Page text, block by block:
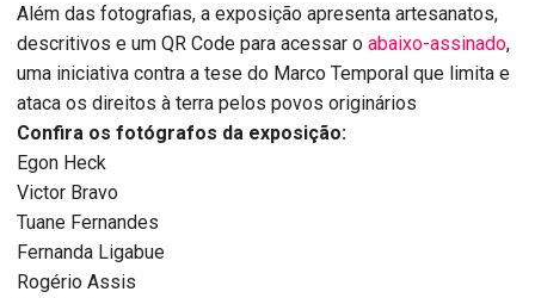
Além das fotografias, a exposição apresenta artesanatos,
descritivos e um QR Code para acessar o abaixo-assinado,
uma iniciativa contra a tese do Marco Temporal que limita e
ataca os direitos à terra pelos povos originários
Confira os fotógrafos da exposição:
Egon Heck
Victor Bravo
Tuane Fernandes
Fernanda Ligabue
Rogério Assis